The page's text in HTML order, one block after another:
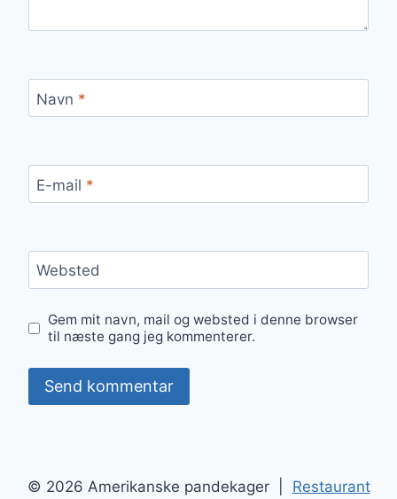
Navn *
E-mail *
Websted
Gem mit navn, mail og websted i denne browser
til næste gang jeg kommenterer.
© 2026 Amerikanske pandekager | Restaurant